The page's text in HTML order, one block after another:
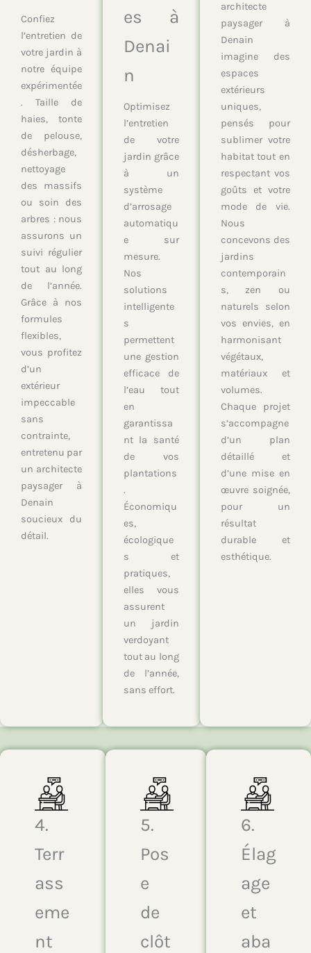
Confiez
l’entretien de
votre jardin à
notre équipe
expérimentée
. Taille de
haies, tonte
de pelouse,
désherbage,
nettoyage
des massifs
ou soin des
arbres : nous
assurons un
suivi régulier
tout au long
de l’année.
Grâce à nos
formules
flexibles,
vous profitez
d’un
extérieur
impeccable
sans
contrainte,
entretenu par
un architecte
paysager à
Denain
soucieux du
détail.
es à
Denai
n
Optimisez
l’entretien
de votre
jardin grâce
à un
système
d’arrosage
automatiqu
e sur
mesure.
Nos
solutions
intelligente
s
permettent
une gestion
efficace de
l’eau tout
en
garantissa
nt la santé
de vos
plantations
.
Économiqu
es,
écologique
s et
pratiques,
elles vous
assurent
un jardin
verdoyant
tout au long
de l’année,
sans effort.
architecte
paysager à
Denain
imagine des
espaces
extérieurs
uniques,
pensés pour
sublimer votre
habitat tout en
respectant vos
goûts et votre
mode de vie.
Nous
concevons des
jardins
contemporain
s, zen ou
naturels selon
vos envies, en
harmonisant
végétaux,
matériaux et
volumes.
Chaque projet
s’accompagne
d’un plan
détaillé et
d’une mise en
œuvre soignée,
pour un
résultat
durable et
esthétique.
4.
Terr
ass
eme
nt
5.
Pos
e
de
clôt
6.
Élag
age
et
aba